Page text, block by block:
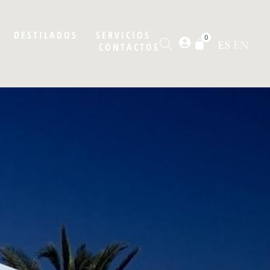
DESTILADOS
SERVICIOS
CONTACTOS
0
ES EN